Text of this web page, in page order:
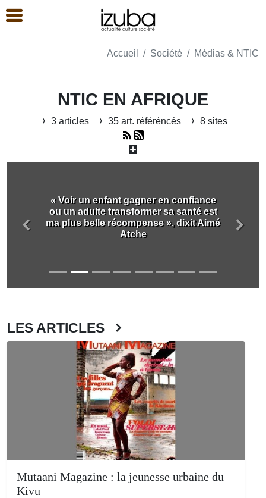
Accueil Société Médias & NTIC
NTIC EN AFRIQUE
3 articles 35 art. référéncés 8 sites
« Voir un enfant gagner en confiance
ou un adulte transformer sa santé est
ma plus belle récompense », dixit Aimé
Atche
Précédent
LES ARTICLES
Mutaani Magazine : la jeunesse urbaine du
Kivu